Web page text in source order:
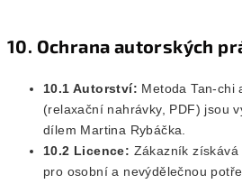
10. Ochrana autorských
10.1 Autorství: Metoda Tan-chi
(relaxační nahrávky, PDF) jsou
dílem Martina Rybáčka.
10.2 Licence: Zákazník
pro osobní a nevýdělečnou